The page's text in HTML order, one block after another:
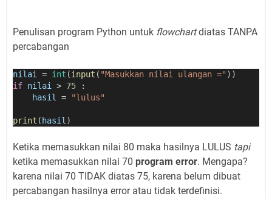
Penulisan program Python untuk flowchartdiatas TANPA
percabangan
nilai = int (input ( "Masukkan nilai ulangan =" ))
if nilai > 75 :
hasil = "lulus"
print ( hasil)
Ketika memasukkan nilai 80 maka hasilnya LULUS tapi
ketika memasukkan nilai 70 program error. Mengapa?
karena nilai 70 TIDAK diatas 75, karena belum dibuat
percabangan hasilnya error atau tidak terdefinisi.